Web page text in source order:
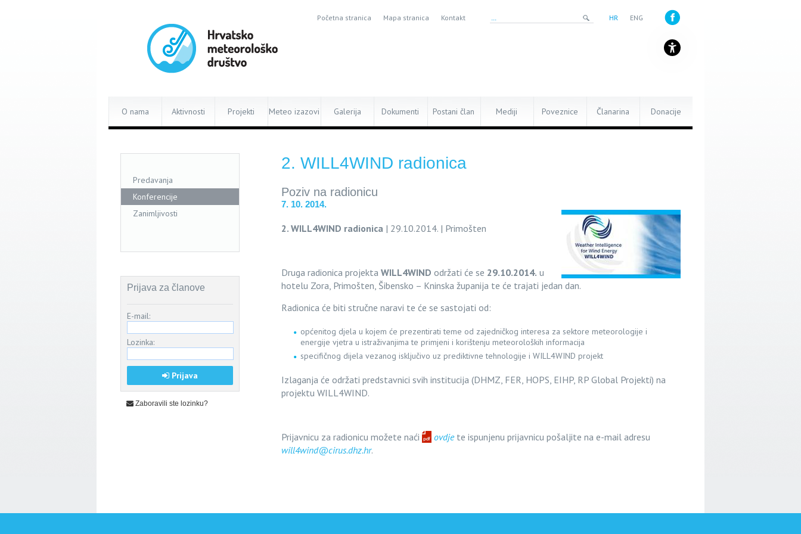
Početna stranica Mapa stranica Kontakt HR ENG
O nama Aktivnosti Projekti Meteo izazovi Galerija Dokumenti Postani član Mediji Poveznice Članarina Donacije
2. WILL4WIND radionica
Poziv na radionicu
7. 10. 2014.
2. WILL4WIND radionica | 29.10.2014. | Primošten
Druga radionica projekta WILL4WIND održati će se 29.10.2014. u
hotelu Zora, Primošten, Šibensko – Kninska županija te će trajati jedan dan.
Radionica će biti stručne naravi te će se sastojati od:
općenitog djela u kojem će prezentirati teme od zajedničkog interesa za sektore meteorologije i
energije vjetra u istraživanjima te primjeni i korištenju meteoroloških informacija
specifičnog dijela vezanog isključivo uz prediktivne tehnologije i WILL4WIND projekt
Izlaganja će održati predstavnici svih institucija (DHMZ, FER, HOPS, EIHP, RP Global Projekti) na
projektu WILL4WIND.
Prijavnicu za radionicu možete naći ovdjete ispunjenu prijavnicu pošaljite na e-mail adresu
will4wind@cirus.dhz.hr.
Predavanja
Konferencije
Zanimljivosti
Prijava za članove
E-mail:
Lozinka:
Prijava
Zaboravili ste lozinku?